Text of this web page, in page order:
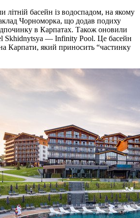
літній басейн із водоспадом, на якому
Чорноморка, що додав подиху
в Карпатах. Також оновили
Skhidnytsya — Infinity Pool. Це басейн
Карпати, який приносить “частинку